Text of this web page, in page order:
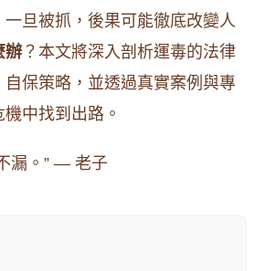
旦被抓，後果可能徹底改變人
辦 ？本文將深入剖析運毒的法律
自保策略，並透過真實案例與專
中找到出路。
漏。” — 老子